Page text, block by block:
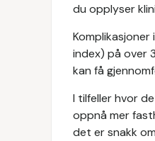
du opplyser
index) på over
kan få
I tilfeller hvor
oppnå mer
det er snakk